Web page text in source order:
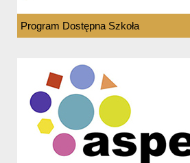
Program Dostępna Szkoła